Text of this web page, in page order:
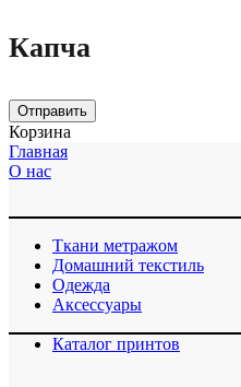
Капча
Отправить
Корзина
Главная
О нас
Ткани метражом
Домашний текстиль
Одежда
Аксессуары
Каталог принтов